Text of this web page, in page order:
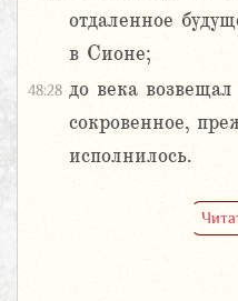
отдаленное
в Сионе;
48:28 до века
сокровенное,
исполнилось.